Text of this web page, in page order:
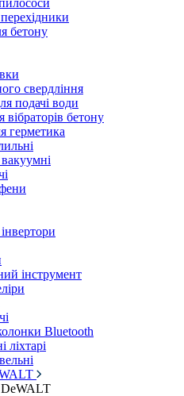
бетону
свердління
подачі води
бетону
герметика
інструмент
Bluetooth
ліхтарі
DeWALT